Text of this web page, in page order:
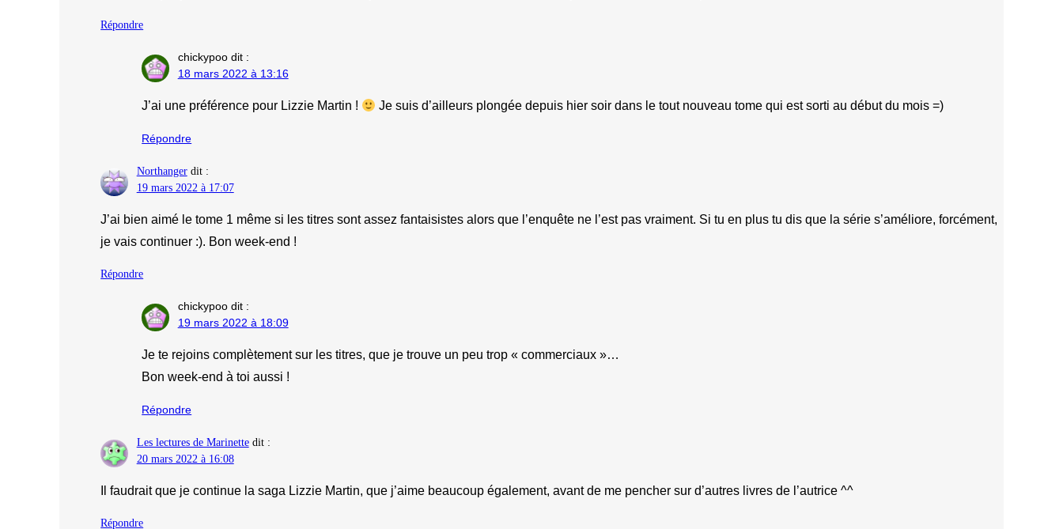
Répondre
chickypoo dit :
18 mars 2022 à 13:16
J’ai une préférence pour Lizzie Martin ! Je suis d’ailleurs plongée depuis hier soir dans le tout nouveau tome qui est sorti au début du mois =)
Répondre
Northanger dit :
19 mars 2022 à 17:07
J’ai bien aimé le tome 1 même si les titres sont assez fantaisistes alors que l’enquête ne l’est pas vraiment. Si tu en plus tu dis que la série s’améliore, forcément,
je vais continuer :). Bon week-end !
Répondre
chickypoo dit :
19 mars 2022 à 18:09
Je te rejoins complètement sur les titres, que je trouve un peu trop « commerciaux »…
Bon week-end à toi aussi !
Répondre
Les lectures de Marinette dit :
20 mars 2022 à 16:08
Il faudrait que je continue la saga Lizzie Martin, que j’aime beaucoup également, avant de me pencher sur d’autres livres de l’autrice ^^
Répondre